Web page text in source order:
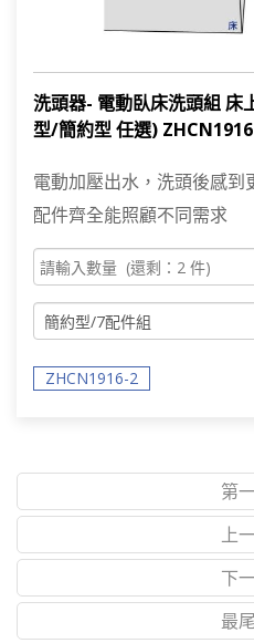
洗頭器- 電動臥床洗頭組 床
型/簡約型 任選) ZHCN1916
電動加壓出水，洗頭後感到
配件齊全能照顧不同需求
ZHCN1916-2
第
上
下
最